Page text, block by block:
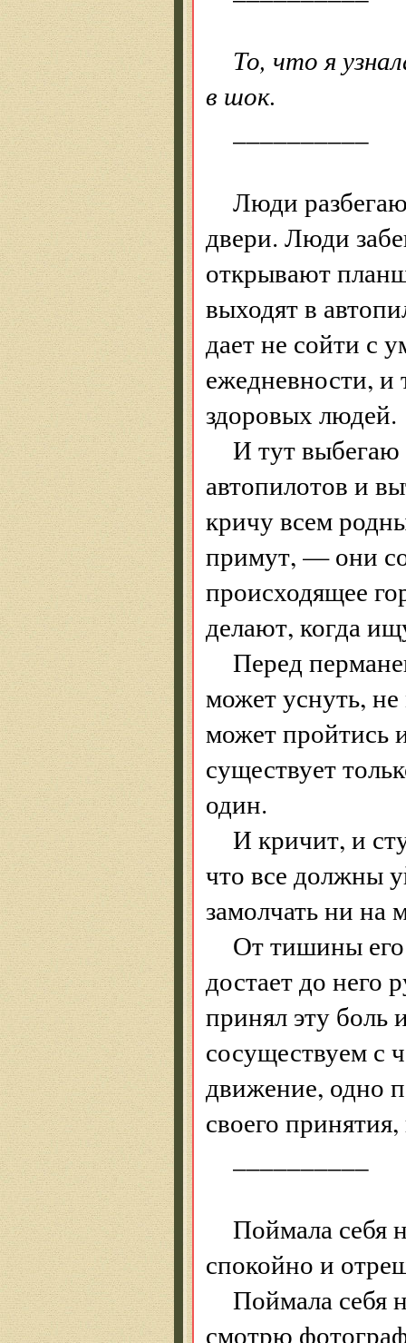
То, что я
в шок.
Люди
двери. Люди
открывают
выходят в
дает не сойти с
ежедневности,
здоровых людей.
И тут выбегаю
автопилотов и
кричу всем
примут, — они
происходящее
делают, когда
Перед
может уснуть,
может пройтись
существует
один.
И кричит, и
что все должны
замолчать ни на
От тишины
достает до него
принял эту боль
сосуществуем с
движение, одно
своего
Поймала себя
спокойно и
Поймала себя
смотрю